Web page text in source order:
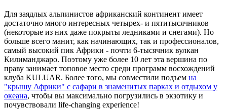
Для заядлых альпинистов африканский континент имеет
достаточно много интересных четырех- и пятитысячников
(некоторые из них даже покрыты ледниками и снегами). Но
больше всего манит, как начинающих, так и профессионалов,
самый высокий пик Африки - почти 6-тысячник вулкан
Килиманджаро. Поэтому уже более 10 лет эта вершина по
праву занимает топовое место среди программ восхождений
клуба KULUAR. Более того, мы совместили подъем на
"крышу Африки" с сафари в знаменитых парках и отдыхом у
океана, чтобы вы максимально погрузились в экзотику и
почувствовали life-changing experience!